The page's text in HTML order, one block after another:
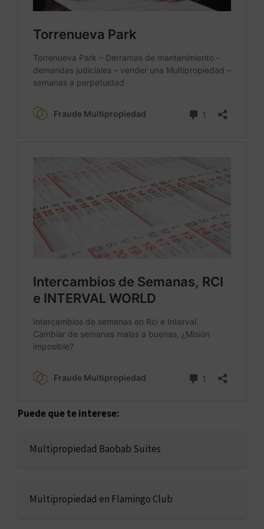
Puede que te interese:
Multipropiedad Baobab Suites
Multipropiedad en Flamingo Club